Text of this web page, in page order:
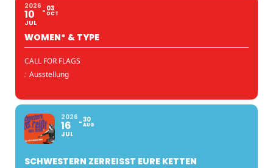
2026
10
JUL
03
OCT
WOMEN* & TYPE
CALL FOR FLAGS
: Ausstellung
2026
16
JUL
30
AUG
SCHWESTERN ZERREISST EURE KETTEN